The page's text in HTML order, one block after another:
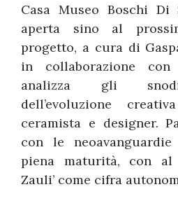
Casa Museo Boschi Di
aperta sino al
progetto, a cura di
in collaborazione
analizza gli snodi
dell’evoluzione
ceramista e designer.
con le
piena maturità, con al
Zauli’ come cifra